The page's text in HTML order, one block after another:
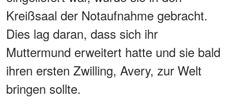
Kreißsaal der Notaufnahme gebracht.
Dies lag daran, dass sich ihr
Muttermund erweitert hatte und sie bald
ihren ersten Zwilling, Avery, zur Welt
bringen sollte.